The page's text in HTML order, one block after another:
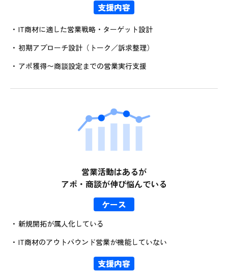
支援内容
IT商材に適した営業戦略・ターゲット設計
初期アプローチ設計（トーク／訴求整理）
アポ獲得〜商談設定までの営業実行支援
営業活動はあるが
アポ・商談が伸び悩んでいる
ケース
新規開拓が属人化している
IT商材のアウトバウンド営業が機能していない
支援内容